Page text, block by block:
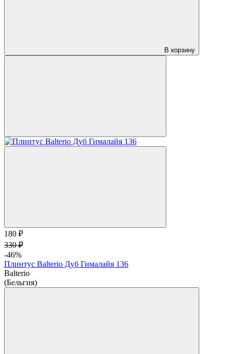
В корзину
180 ₽
330 ₽
-46%
Плинтус Balterio Дуб Гималайя 136
Balterio
(Бельгия)